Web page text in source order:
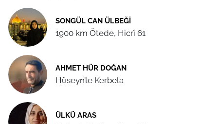
SONGÜL CAN ÜLBEĞI
1900 km Ötede, Hicrî 61
AHMET HÜR DOĞAN
Hüseyn’le Kerbela
ÜLKÜ ARAS